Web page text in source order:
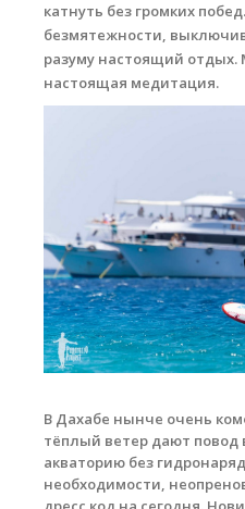
Обучение
Прокат
Прокат
Продажа
Обучение
катнуть без громких
безмятежности,
разуму настоящий отдых.
настоящая медитация.
В Дахабе нынче очень
тёплый ветер дают повод
акваторию без
необходимости,